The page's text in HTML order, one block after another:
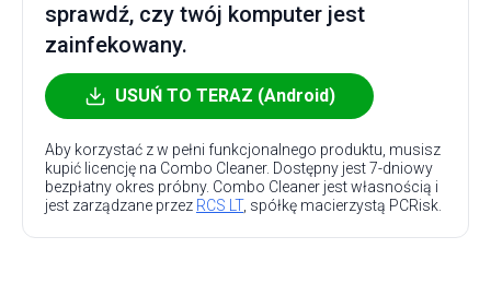
sprawdź, czy twój komputer jest
zainfekowany.
USUŃ TO TERAZ (Android)
Aby korzystać z w pełni funkcjonalnego produktu, musisz
kupić licencję na Combo Cleaner. Dostępny jest 7-dniowy
bezpłatny okres próbny. Combo Cleaner jest własnością i
jest zarządzane przez RCS LT, spółkę macierzystą PCRisk.